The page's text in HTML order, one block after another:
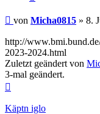
Beitrag
von Micha0815 » 8.
http://
2023-2024.html
Zuletzt geändert von
3-mal geändert.
Käptn iglo